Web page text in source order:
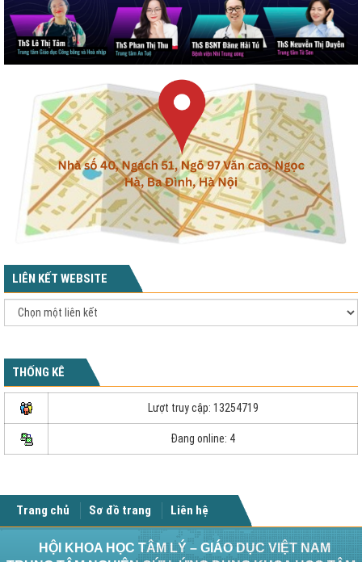
LIÊN KẾT WEBSITE
THỐNG KÊ
Lượt truy cập: 13254719
Đang online: 4
Trang chủ Sơ đồ trang Liên hệ
HỘI KHOA HỌC TÂM LÝ – GIÁO DỤC VIỆT NAM